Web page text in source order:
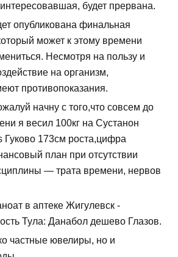
будет прервана.
опубликована финальная
может к этому времени
Несмотря на пользу и
на организм,
противопоказания.
начну с того,что совсем до
я весил 100кг на Сустанон
Гуково 173см роста,цифра
план при отсутствии
— трата времени, нервов
в аптеке Жигулевск -
Тула: Данабол дешево Глазов.
частные ювелиры, но и